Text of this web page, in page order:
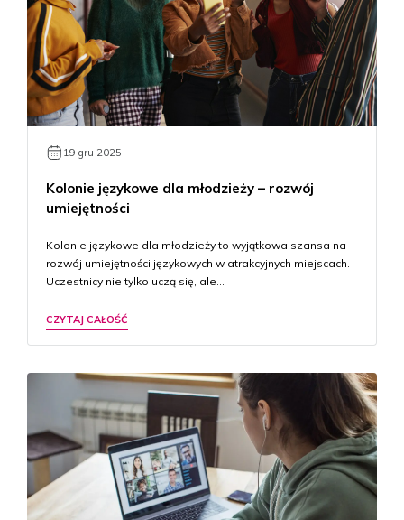
19 gru 2025
Kolonie językowe dla młodzieży – rozwój
umiejętności
Kolonie językowe dla młodzieży to wyjątkowa szansa na
rozwój umiejętności językowych w atrakcyjnych miejscach.
Uczestnicy nie tylko uczą się, ale…
CZYTAJ CAŁOŚĆ